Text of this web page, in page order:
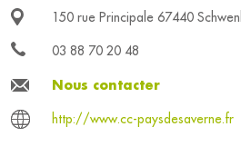
150 rue Principale 67440
03 88 70 20 48
Nous contacter
http://www.cc-paysdesaverne.fr